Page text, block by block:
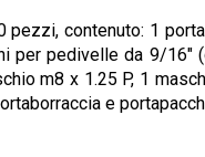
contenuto: 1
per pedivelle da 9/16"
m8 x 1.25 P, 1
e